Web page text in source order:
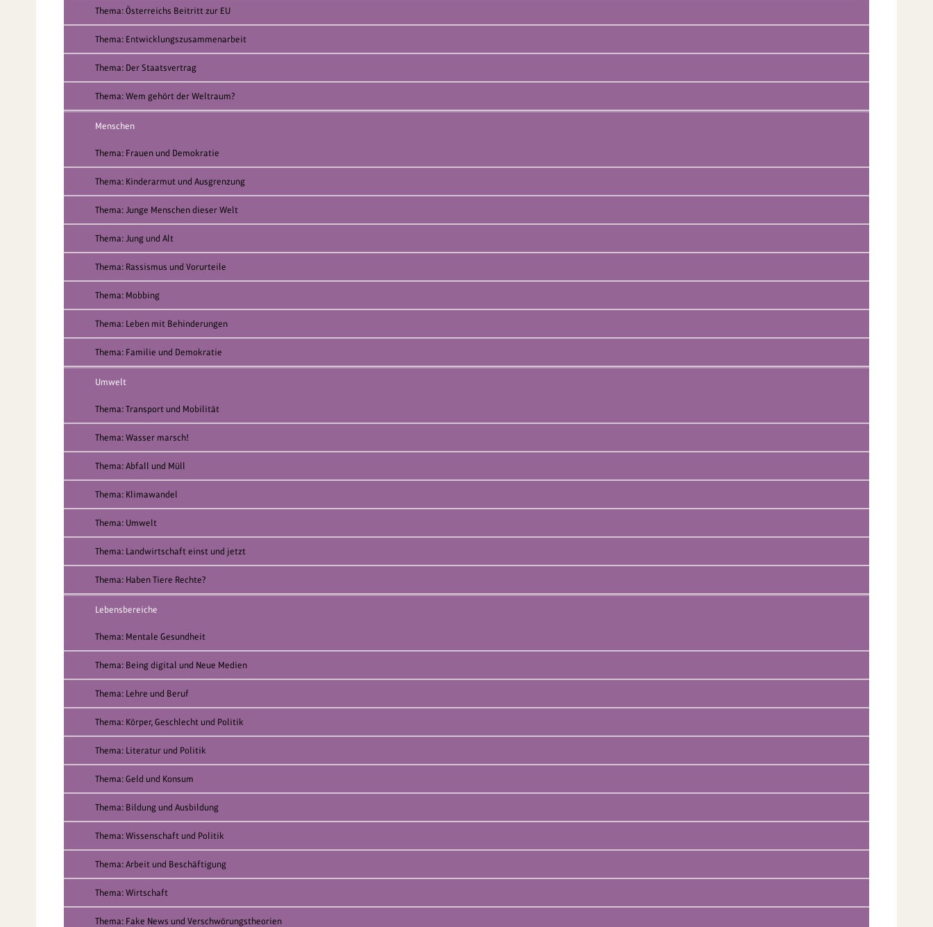
Thema: Österreichs Beitritt zur EU
Thema: Entwicklungszusammenarbeit
Thema: Der Staatsvertrag
Thema: Wem gehört der Weltraum?
Menschen
Thema: Frauen und Demokratie
Thema: Kinderarmut und Ausgrenzung
Thema: Junge Menschen dieser Welt
Thema: Jung und Alt
Thema: Rassismus und Vorurteile
Thema: Mobbing
Thema: Leben mit Behinderungen
Thema: Familie und Demokratie
Umwelt
Thema: Transport und Mobilität
Thema: Wasser marsch!
Thema: Abfall und Müll
Thema: Klimawandel
Thema: Umwelt
Thema: Landwirtschaft einst und jetzt
Thema: Haben Tiere Rechte?
Lebensbereiche
Thema: Mentale Gesundheit
Thema: Being digital und Neue Medien
Thema: Lehre und Beruf
Thema: Körper, Geschlecht und Politik
Thema: Literatur und Politik
Thema: Geld und Konsum
Thema: Bildung und Ausbildung
Thema: Wissenschaft und Politik
Thema: Arbeit und Beschäftigung
Thema: Wirtschaft
Thema: Fake News und Verschwörungstheorien